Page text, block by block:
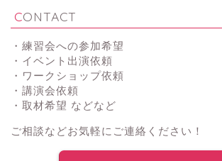
CONTACT
・練習会への参加希望
・イベント出演依頼
・ワークショップ依頼
・講演会依頼
・取材希望 などなど
ご相談などお気軽にご連絡ください！